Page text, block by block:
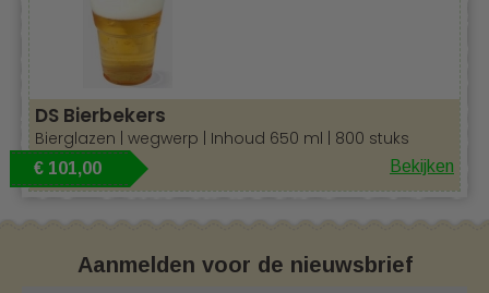
DS Bierbekers
Bierglazen | wegwerp | Inhoud 650 ml | 800 stuks
€ 101,00 Bekijken
Aanmelden voor de nieuwsbrief